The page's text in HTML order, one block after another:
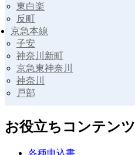
東白楽
反町
京急本線
子安
神奈川新町
京急東神奈川
神奈川
戸部
お役立ちコンテンツ